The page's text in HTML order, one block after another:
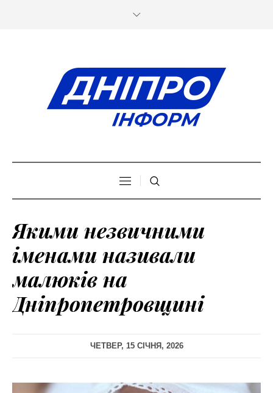
Якими незвичними
іменами називали
малюків на
Дніпропетровщині
ЧЕТВЕР, 15 СІЧНЯ, 2026